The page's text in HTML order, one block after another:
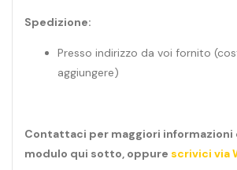
Spedizione:
Presso indirizzo da voi fornito
aggiungere)
Contattaci per maggiori informazioni
modulo qui sotto, oppure scrivici via